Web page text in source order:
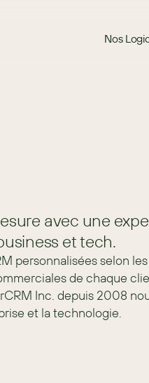
Nos
avec une
et tech.
personnalisées selon
de chaque
Inc. depuis 2008
et la technologie.